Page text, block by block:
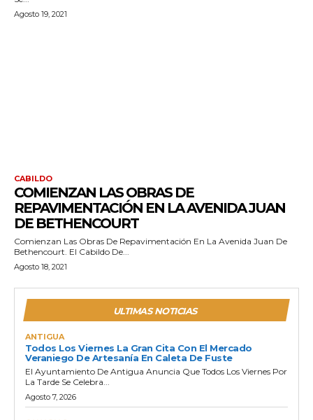
Agosto 19, 2021
CABILDO
COMIENZAN LAS OBRAS DE
REPAVIMENTACIÓN EN LA AVENIDA JUAN
DE BETHENCOURT
Comienzan Las Obras De Repavimentación En La Avenida Juan De
Bethencourt. El Cabildo De...
Agosto 18, 2021
ULTIMAS NOTICIAS
ANTIGUA
Todos Los Viernes La Gran Cita Con El Mercado
Veraniego De Artesanía En Caleta De Fuste
El Ayuntamiento De Antigua Anuncia Que Todos Los Viernes Por
La Tarde Se Celebra...
Agosto 7, 2026